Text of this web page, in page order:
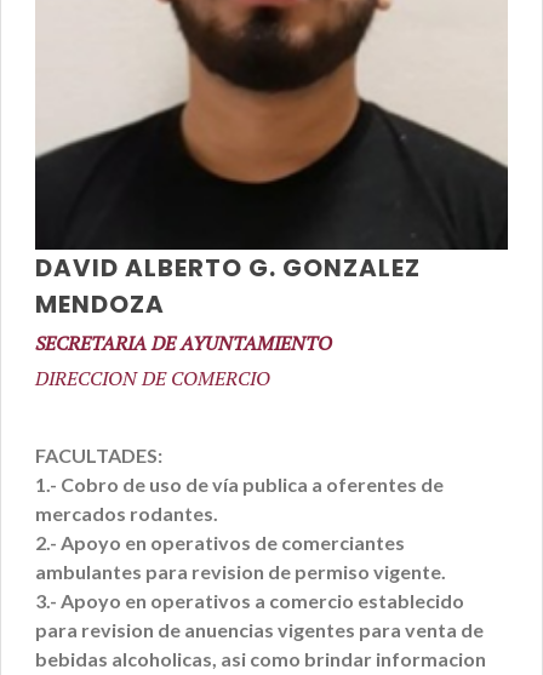
DAVID ALBERTO G. GONZALEZ
MENDOZA
SECRETARIA DE AYUNTAMIENTO
DIRECCION DE COMERCIO
FACULTADES:
1.- Cobro de uso de vía publica a oferentes de
mercados rodantes.
2.- Apoyo en operativos de comerciantes
ambulantes para revision de permiso vigente.
3.- Apoyo en operativos a comercio establecido
para revision de anuencias vigentes para venta de
bebidas alcoholicas, asi como brindar informacion